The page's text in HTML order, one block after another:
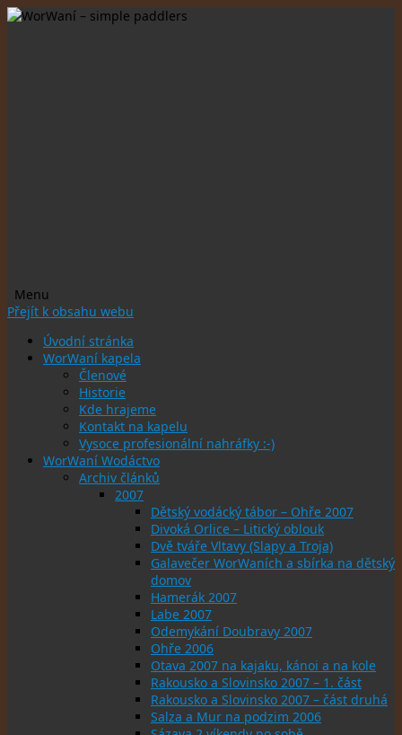
Menu
Přejít k obsahu webu
Úvodní stránka
WorWaní kapela
Členové
Historie
Kde hrajeme
Kontakt na kapelu
Vysoce profesionální nahráfky :-)
WorWaní Wodáctvo
Archiv článků
2007
Dětský vodácký tábor – Ohře 2007
Divoká Orlice – Litický oblouk
Dvě tváře Vltavy (Slapy a Troja)
Galavečer WorWaních a sbírka na dětský
domov
Hamerák 2007
Labe 2007
Odemykání Doubravy 2007
Ohře 2006
Otava 2007 na kajaku, kánoi a na kole
Rakousko a Slovinsko 2007 – 1. část
Rakousko a Slovinsko 2007 – část druhá
Salza a Mur na podzim 2006